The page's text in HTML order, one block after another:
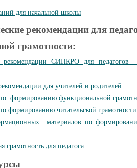
для начальной школы
рекомендации для
грамотности:
рекомендации СИПКРО для
для учителей и родителей
формированию функциональной
формированию читательской грамотности
материалов по
грамотность для педагога.